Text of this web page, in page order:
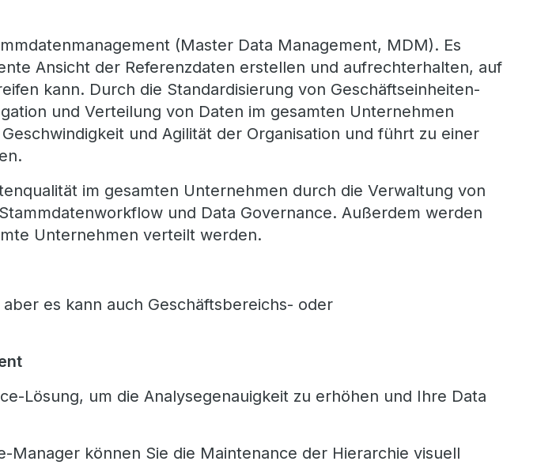
(Master Data Management, MDM). Es
Ansicht der Referenzdaten erstellen und aufrechterhalten, auf
kann. Durch die Standardisierung von Geschäftseinheiten-
und Verteilung von Daten im gesamten Unternehmen
und Agilität der Organisation und führt zu einer
im gesamten Unternehmen durch die Verwaltung von
und Data Governance. Außerdem werden
Unternehmen verteilt werden.
es kann auch Geschäftsbereichs- oder
Lösung, um die Analysegenauigkeit zu erhöhen und Ihre Data
können Sie die Maintenance der Hierarchie visuell